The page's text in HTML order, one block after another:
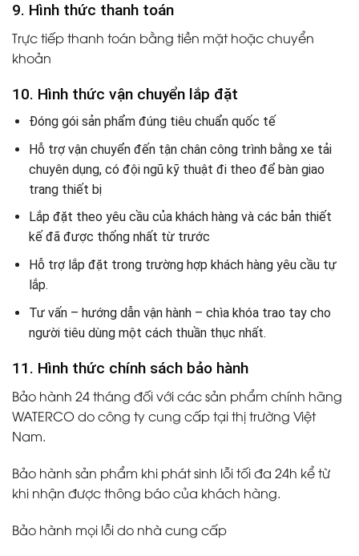
9. Hình thức thanh toán
Trực tiếp thanh toán bằng tiền mặt hoặc chuyển
khoản
10. Hình thức vận chuyển lắp đặt
Đóng gói sản phẩm đúng tiêu chuẩn quốc tế
Hỗ trợ vận chuyển đến tận chân công trình bằng xe tải
chuyên dụng, có đội ngũ kỹ thuật đi theo để bàn giao
trang thiết bị
Lắp đặt theo yêu cầu của khách hàng và các bản thiết
kế đã được thống nhất từ trước
Hỗ trợ lắp đặt trong trường hợp khách hàng yêu cầu tự
lắp.
Tư vấn – hướng dẫn vận hành – chìa khóa trao tay cho
người tiêu dùng một cách thuần thục nhất.
11. Hình thức chính sách bảo hành
Bảo hành 24 tháng đối với các sản phẩm chính hãng
WATERCO do công ty cung cấp tại thị trường Việt
Nam.
Bảo hành sản phẩm khi phát sinh lỗi tối đa 24h kể từ
khi nhận được thông báo của khách hàng.
Bảo hành mọi lỗi do nhà cung cấp